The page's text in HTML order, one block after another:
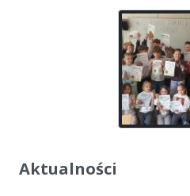
Aktualności